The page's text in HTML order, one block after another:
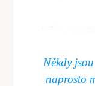
Někdy
naprosto